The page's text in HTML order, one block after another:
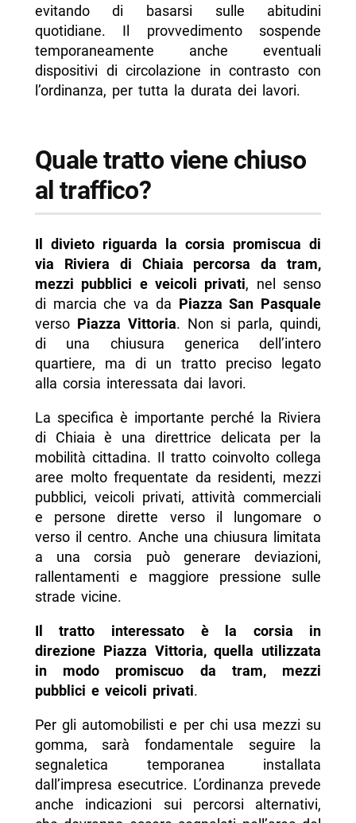
evitando di basarsi sulle abitudini
quotidiane. Il provvedimento sospende
temporaneamente anche eventuali
dispositivi di circolazione in contrasto con
l’ordinanza, per tutta la durata dei lavori.
Quale tratto viene chiuso
al traffico?
Il divieto riguarda la corsia promiscua di
via Riviera di Chiaia percorsa da tram,
mezzi pubblici e veicoli privati, nel senso
di marcia che va da Piazza San Pasquale
verso Piazza Vittoria. Non si parla, quindi,
di una chiusura generica dell’intero
quartiere, ma di un tratto preciso legato
alla corsia interessata dai lavori.
La specifica è importante perché la Riviera
di Chiaia è una direttrice delicata per la
mobilità cittadina. Il tratto coinvolto collega
aree molto frequentate da residenti, mezzi
pubblici, veicoli privati, attività commerciali
e persone dirette verso il lungomare o
verso il centro. Anche una chiusura limitata
a una corsia può generare deviazioni,
rallentamenti e maggiore pressione sulle
strade vicine.
Il tratto interessato è la corsia in
direzione Piazza Vittoria, quella utilizzata
in modo promiscuo da tram, mezzi
pubblici e veicoli privati.
Per gli automobilisti e per chi usa mezzi su
gomma, sarà fondamentale seguire la
segnaletica temporanea installata
dall’impresa esecutrice. L’ordinanza prevede
anche indicazioni sui percorsi alternativi,